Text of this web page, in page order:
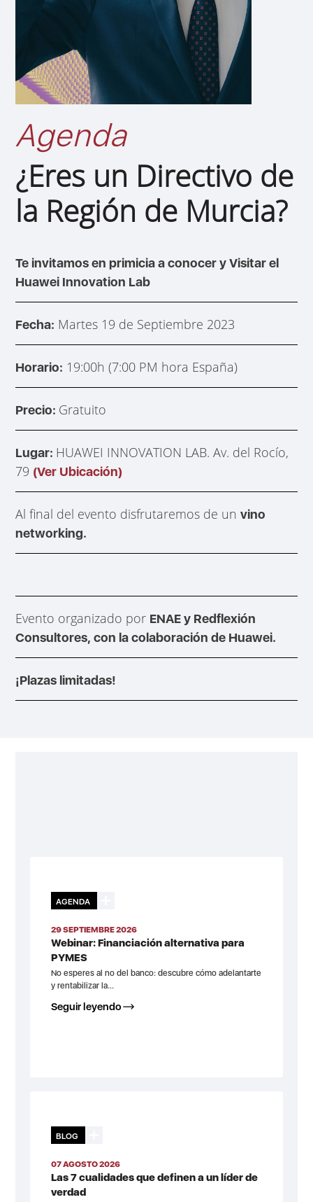
Agenda
¿Eres un Directivo de
la Región de Murcia?
Te invitamos en primicia a conocer y Visitar el
Huawei Innovation Lab
Fecha: Martes 19 de Septiembre 2023
Horario: 19:00h (7:00 PM hora España)
Precio: Gratuito
Lugar: HUAWEI INNOVATION LAB. Av. del Rocío,
79 (Ver Ubicación)
Al final del evento disfrutaremos de unvino
networking.
Evento organizado por ENAE y Redflexión
Consultores, con la colaboración de Huawei.
¡Plazas limitadas!
AGENDA
29 SEPTIEMBRE 2026
Webinar: Financiación alternativa para
PYMES
No esperes al no del banco: descubre cómo adelantarte
y rentabilizar la...
Seguir leyendo
BLOG
07 AGOSTO 2026
Las 7 cualidades que definen a un líder de
verdad